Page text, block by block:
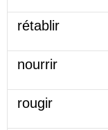
rétablir
nourrir
rougir